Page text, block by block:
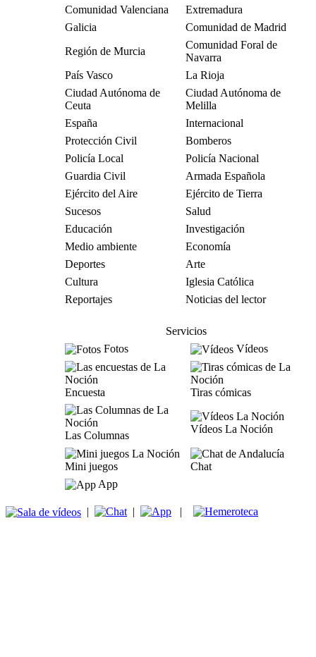
Comunidad Valenciana
Extremadura
Galicia
Comunidad de Madrid
Región de Murcia
Comunidad Foral de
Navarra
País Vasco
La Rioja
Ciudad Autónoma de
Ceuta
Ciudad Autónoma de
Melilla
España
Internacional
Protección Civil
Bomberos
Policía Local
Policía Nacional
Guardia Civil
Armada Española
Ejército del Aire
Ejército de Tierra
Sucesos
Salud
Educación
Investigación
Medio ambiente
Economía
Deportes
Arte
Cultura
Iglesia Católica
Reportajes
Noticias del lector
Servicios
Fotos
Vídeos
Encuesta Tiras cómicas
Las Columnas
Vídeos La Noción
Mini juegos
Chat
App
| | |